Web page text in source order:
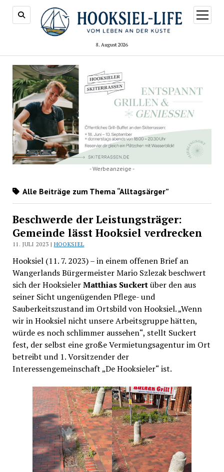
8. August 2026
Menü
öffnen
- Werbeanzeige -
Alle Beiträge zum Thema “Alltagsärger”
Beschwerde der Leistungsträger:
Gemeinde lässt Hooksiel verdrecken
11. JULI 2023 | HOOKSIEL
Hooksiel (11. 7. 2023) – in einem offenen Brief an
Wangerlands Bürgermeister Mario Szlezak beschwert
sich der HooksielerMatthias Suckertüber den aus
seiner Sicht ungenügenden Pflege- und
Sauberkeitszustand im Ortsbild von Hooksiel. „Wenn
wir in Hooksiel nicht unsere Arbeitsgruppe hätten,
würde es noch schlimmer aussehen“, stellt Suckert
fest, der selbst eine große Vermietungsagentur im Ort
betreibt und 1. Vorsitzender der
Interessengemeinschaft „De Hooksieler“ ist.